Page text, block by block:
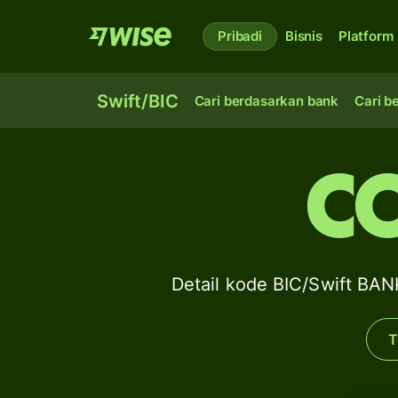
Pribadi Bisnis Platform
Swift/BIC Cari berdasarkan bank Cari
Detail kode BIC/Swift